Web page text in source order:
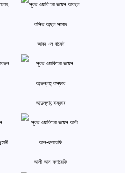
আবদ এল বাসেট
আব্দুল্লাহ্ বাস্‌ফার
আলী আল-হুদায়েফি